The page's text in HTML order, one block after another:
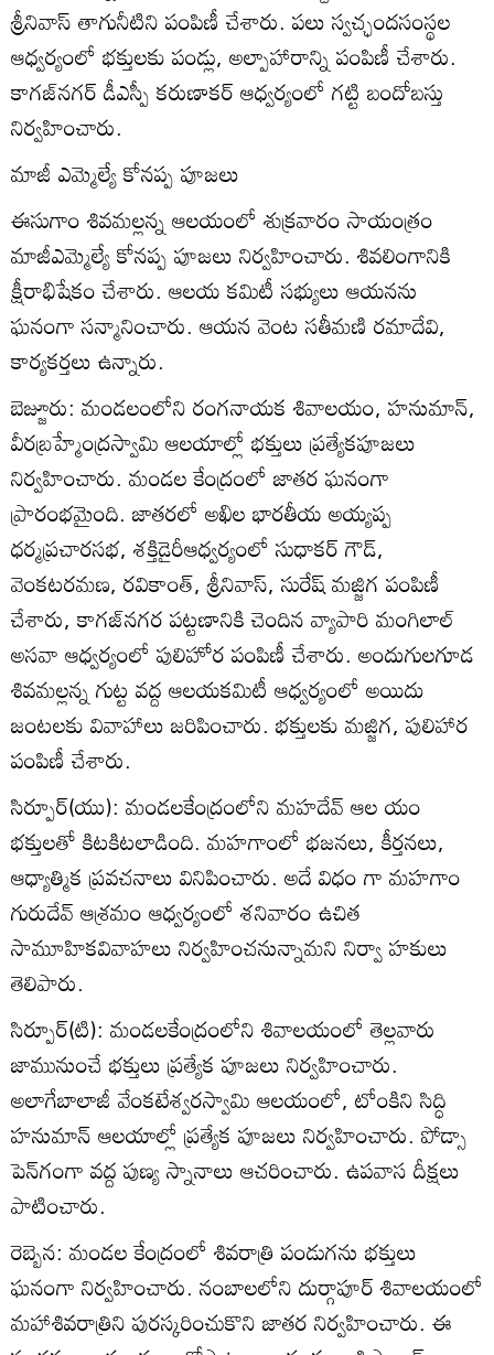
శ్రీనివాస్‌ తాగునీటిని పంపిణీ చేశారు. పలు స్వచ్ఛందసంస్థల
ఆధ్వర్యంలో భక్తులకు పండ్లు, అల్పాహారాన్ని పంపిణీ చేశారు.
కాగజ్‌నగర్‌ డీఎస్పీ కరుణాకర్‌ ఆధ్వర్యంలో గట్టి బందోబస్తు
నిర్వహించారు.
మాజీ ఎమ్మెల్యే కోనప్ప పూజలు
ఈసుగాం శివమల్లన్న ఆలయంలో శుక్రవారం సాయంత్రం
మాజీఎమ్మెల్యే కోనప్ప పూజలు నిర్వహించారు. శివలింగానికి
క్షీరాభిషేకం చేశారు. ఆలయ కమిటీ సభ్యులు ఆయనను
ఘనంగా సన్మానించారు. ఆయన వెంట సతీమణి రమాదేవి,
కార్యకర్తలు ఉన్నారు.
బెజ్జూరు: మండలంలోని రంగనాయక శివాలయం, హనుమాన్‌,
వీరబ్రహ్మేంద్రస్వామి ఆలయాల్లో భక్తులు ప్రత్యేకపూజలు
నిర్వహించారు. మండల కేంద్రంలో జాతర ఘనంగా
ప్రారంభమైంది. జాతరలో అఖిల భారతీయ అయ్యప్ప
ధర్మప్రచారసభ, శక్తిడైరీఆధ్వర్యంలో సుధాకర్‌ గౌడ్‌,
వెంకటరమణ, రవికాంత్‌, శ్రీనివాస్‌, సురేష్‌ మజ్జిగ పంపిణీ
చేశారు, కాగజ్‌నగర పట్టణానికి చెందిన వ్యాపారి మంగిలాల్‌
అసవా ఆధ్వర్యంలో పులిహోర పంపిణీ చేశారు. అందుగులగూడ
శివమల్లన్న గుట్ట వద్ద ఆలయకమిటీ ఆధ్వర్యంలో అయిదు
జంటలకు వివాహాలు జరిపించారు. భక్తులకు మజ్జిగ, పులిహార
పంపిణీ చేశారు.
సిర్పూర్‌(యు): మండలకేంద్రంలోని మహదేవ్‌ ఆల యం
భక్తులతో కిటకిటలాడింది. మహగాంలో భజనలు, కీర్తనలు,
ఆధ్యాత్మిక ప్రవచనాలు వినిపించారు. అదే విధం గా మహగాం
గురుదేవ్‌ ఆశ్రమం ఆధ్వర్యంలో శనివారం ఉచిత
సామూహికవివాహలు నిర్వహించనున్నామని నిర్వా హకులు
తెలిపారు.
సిర్పూర్‌(టి): మండలకేంద్రంలోని శివాలయంలో తెల్లవారు
జామునుంచే భక్తులు ప్రత్యేక పూజలు నిర్వహించారు.
అలాగేబాలాజీ వేంకటేశ్వరస్వామి ఆలయంలో, టోంకిని సిద్ధి
హనుమాన్‌ ఆలయాల్లో ప్రత్యేక పూజలు నిర్వహించారు. పోడ్సా
పెన్‌గంగా వద్ద పుణ్య స్నానాలు ఆచరించారు. ఉపవాస దీక్షలు
పాటించారు.
రెబ్బెన: మండల కేంద్రంలో శివరాత్రి పండుగను భక్తులు
ఘనంగా నిర్వహించారు. నంబాలలోని దుర్గాపూర్‌ శివాలయంలో
మహాశివరాత్రిని పురస్కరించుకొని జాతర నిర్వహించారు. ఈ